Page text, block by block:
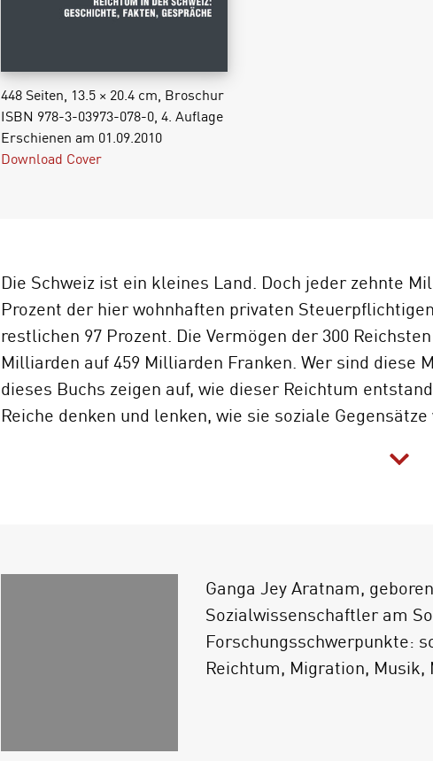
448 Seiten, 13.5 × 20.4 cm, Broschur
ISBN 978-3-03973-078-0, 4. Auflage
Erschienen am 01.09.2010
Download Cover
Die Schweiz ist ein kleines Land. Doch jeder zehnte
Prozent der hier wohnhaften privaten
restlichen 97 Prozent. Die Vermögen der 300
Milliarden auf 459 Milliarden Franken. Wer sind diese
dieses Buchs zeigen auf, wie dieser Reichtum
Reiche denken und lenken, wie sie soziale
Diese Studie knüpft an die frühere Untersuchung
aktueller Daten, ethnografische Zugänge im Feld der
sowie zahlreiche Gespräche mit Reichen.
Ganga Jey Aratnam,
Sozialwissenschaftler am
Forschungsschwerpunkte:
Reichtum, Migration, Musik,